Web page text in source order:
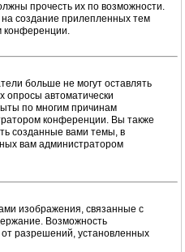
прочесть их по возможности.
создание прилепленных тем
конференции.
больше не могут оставлять
опросы автоматически
по многим причинам
конференции. Вы также
созданные вами темы, в
вам администратором
изображения, связанные с
Возможность
от разрешений, установленных